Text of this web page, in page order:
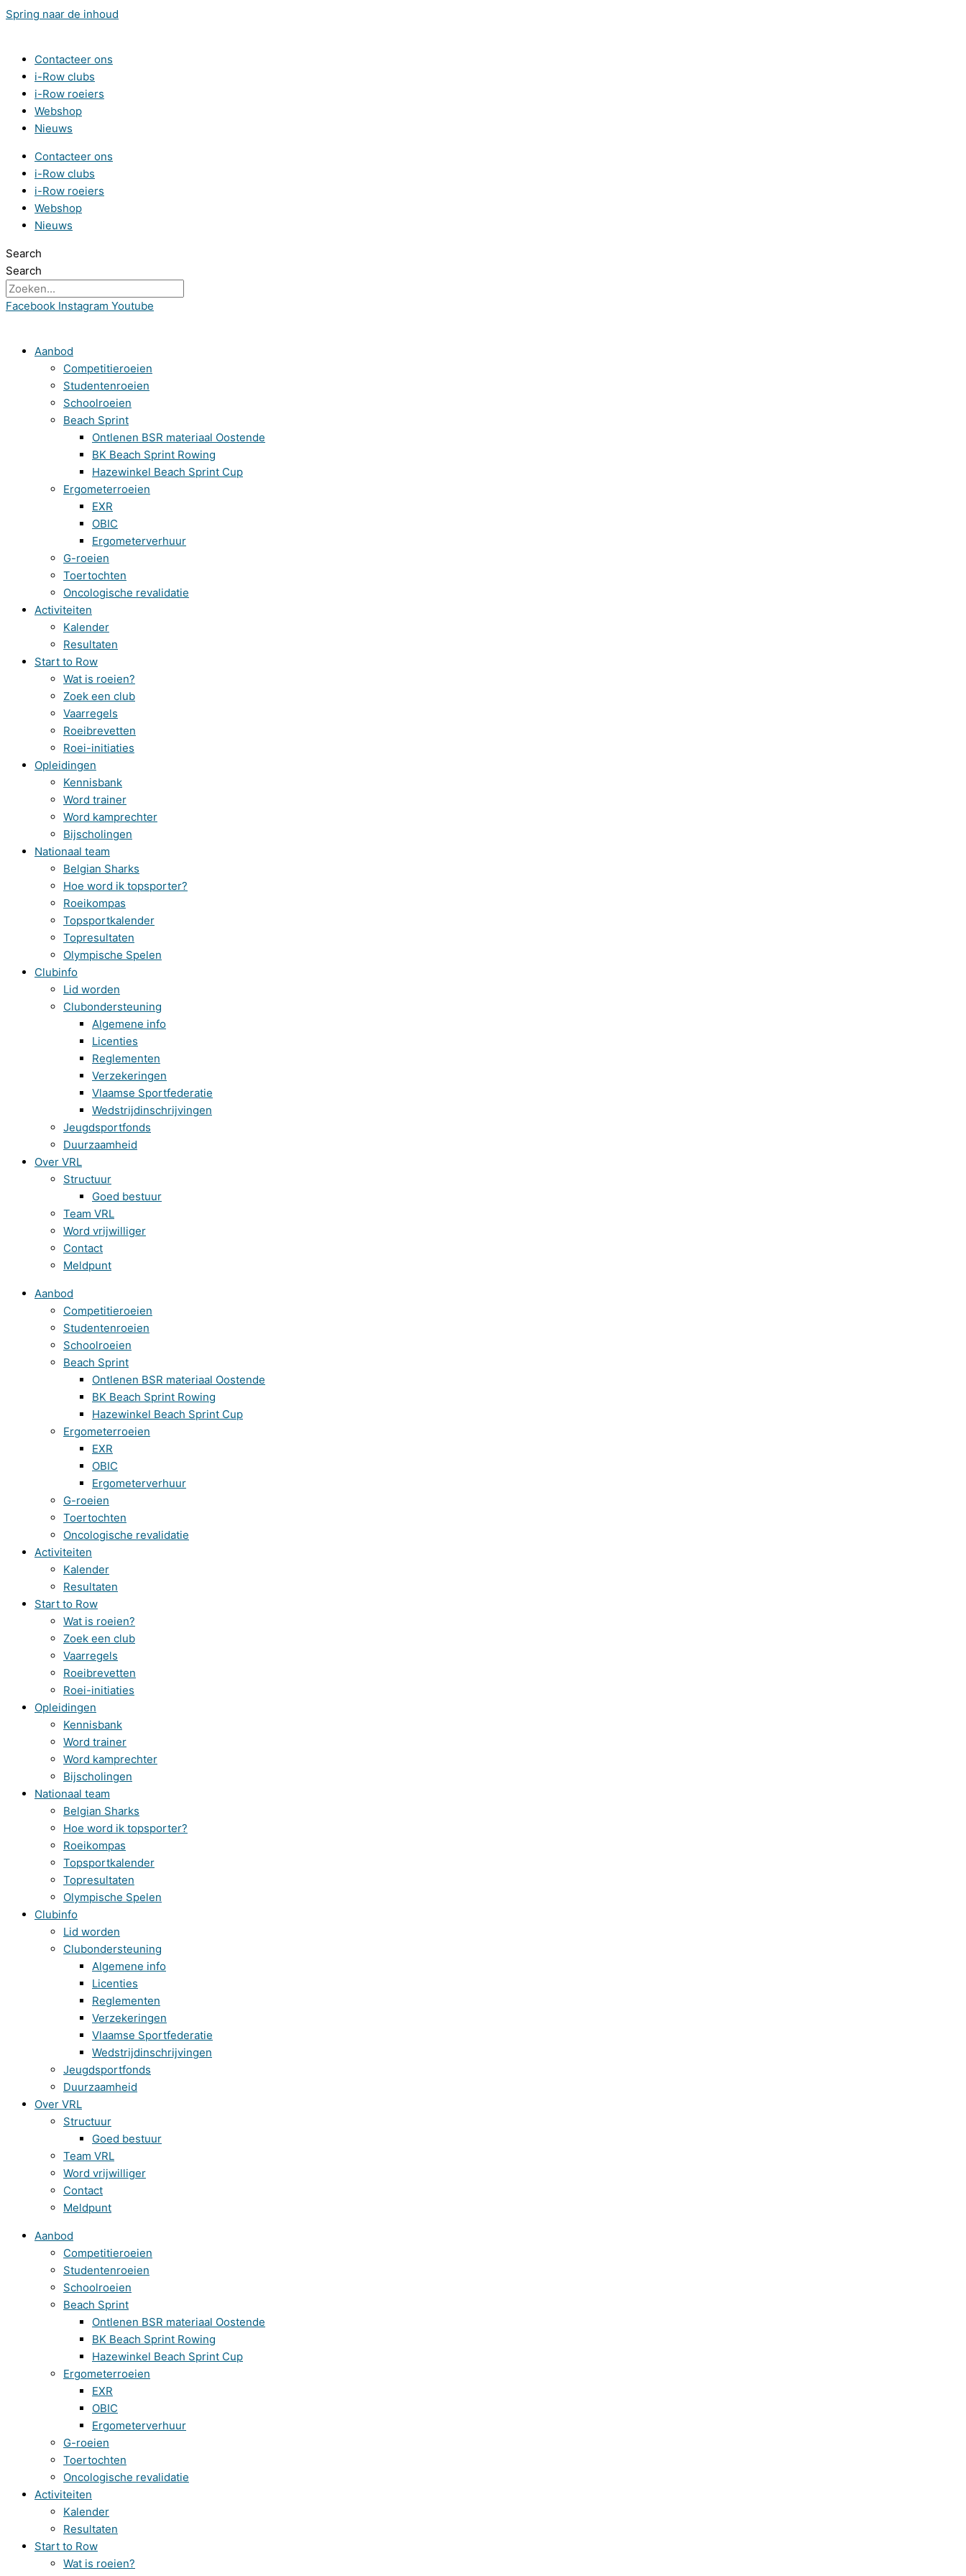
Spring naar de inhoud
Contacteer ons
i-Row clubs
i-Row roeiers
Webshop
Nieuws
Contacteer ons
i-Row clubs
i-Row roeiers
Webshop
Nieuws
Search
Search
Facebook Instagram Youtube
Aanbod
Competitieroeien
Studentenroeien
Schoolroeien
Beach Sprint
Ontlenen BSR materiaal Oostende
BK Beach Sprint Rowing
Hazewinkel Beach Sprint Cup
Ergometerroeien
EXR
OBIC
Ergometerverhuur
G-roeien
Toertochten
Oncologische revalidatie
Activiteiten
Kalender
Resultaten
Start to Row
Wat is roeien?
Zoek een club
Vaarregels
Roeibrevetten
Roei-initiaties
Opleidingen
Kennisbank
Word trainer
Word kamprechter
Bijscholingen
Nationaal team
Belgian Sharks
Hoe word ik topsporter?
Roeikompas
Topsportkalender
Topresultaten
Olympische Spelen
Clubinfo
Lid worden
Clubondersteuning
Algemene info
Licenties
Reglementen
Verzekeringen
Vlaamse Sportfederatie
Wedstrijdinschrijvingen
Jeugdsportfonds
Duurzaamheid
Over VRL
Structuur
Goed bestuur
Team VRL
Word vrijwilliger
Contact
Meldpunt
Aanbod
Competitieroeien
Studentenroeien
Schoolroeien
Beach Sprint
Ontlenen BSR materiaal Oostende
BK Beach Sprint Rowing
Hazewinkel Beach Sprint Cup
Ergometerroeien
EXR
OBIC
Ergometerverhuur
G-roeien
Toertochten
Oncologische revalidatie
Activiteiten
Kalender
Resultaten
Start to Row
Wat is roeien?
Zoek een club
Vaarregels
Roeibrevetten
Roei-initiaties
Opleidingen
Kennisbank
Word trainer
Word kamprechter
Bijscholingen
Nationaal team
Belgian Sharks
Hoe word ik topsporter?
Roeikompas
Topsportkalender
Topresultaten
Olympische Spelen
Clubinfo
Lid worden
Clubondersteuning
Algemene info
Licenties
Reglementen
Verzekeringen
Vlaamse Sportfederatie
Wedstrijdinschrijvingen
Jeugdsportfonds
Duurzaamheid
Over VRL
Structuur
Goed bestuur
Team VRL
Word vrijwilliger
Contact
Meldpunt
Aanbod
Competitieroeien
Studentenroeien
Schoolroeien
Beach Sprint
Ontlenen BSR materiaal Oostende
BK Beach Sprint Rowing
Hazewinkel Beach Sprint Cup
Ergometerroeien
EXR
OBIC
Ergometerverhuur
G-roeien
Toertochten
Oncologische revalidatie
Activiteiten
Kalender
Resultaten
Start to Row
Wat is roeien?